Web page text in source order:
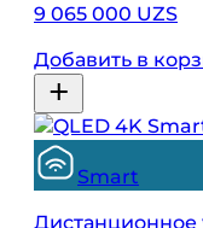
9 065 000 UZS
Добавить в
Smart
Дистанционное